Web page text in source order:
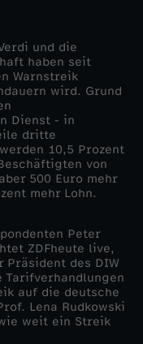
und die
haben seit
Warnstreik
wird. Grund
Dienst - in
dritte
10,5 Prozent
von
500 Euro mehr
mehr Lohn.
Peter
ZDFheute live,
des DIW
auf die deutsche
Lena Rudkowski
weit ein Streik